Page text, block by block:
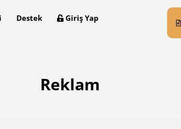
Destek Giriş Yap
Reklam